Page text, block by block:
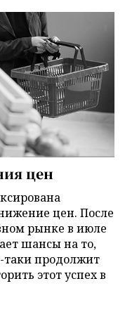
цен
цен. После
рынке в июле
шансы на то,
таки продолжит
этот успех в